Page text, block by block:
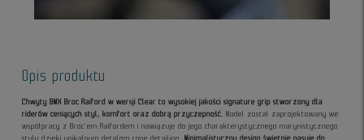
Opis produktu
Chwyty BMX Broc Raiford w wersji Clear to wysokiej jakości signature grip stworzony dla
riderów ceniących styl, komfort oraz dobrą przyczepność. Model został zaprojektowany we
współpracy z Broc’em Raifordem i nawiązuje do jego charakterystycznego marynistycznego